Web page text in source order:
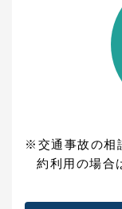
※交通事故の相
約利用の場合